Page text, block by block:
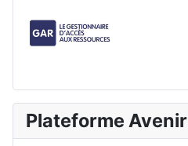
Plateforme Avenir